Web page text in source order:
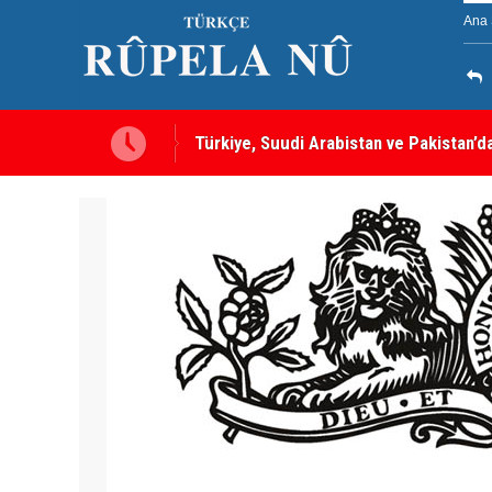
Ana
tüm üyelere yapılmış MEI Raporu: Peşmerge,